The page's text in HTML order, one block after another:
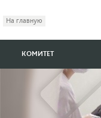
На главную
КОМИТЕТ